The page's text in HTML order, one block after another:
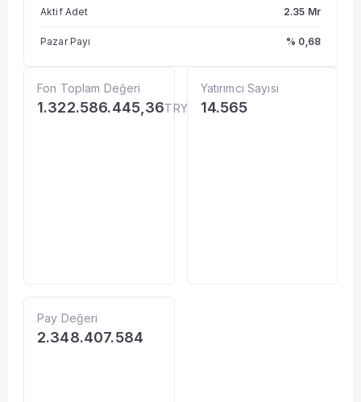
Aktif Adet 2.35 Mr
Pazar Payı % 0,68
Fon Toplam Değeri
1.322.586.445,36TRY
Yatırımcı Sayısı
14.565
Pay Değeri
2.348.407.584